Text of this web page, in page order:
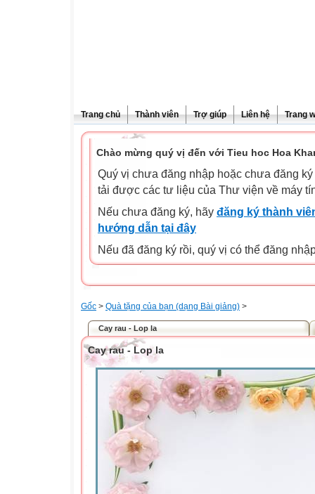
Trang chủ Thành viên Trợ giúp Liên hệ Trang
Chào mừng quý vị đến với Tieu hoc Hoa
Quý vị chưa đăng nhập hoặc chưa đăng
tải được các tư liệu của Thư viện về máy
Nếu chưa đăng ký, hãy đăng ký thành
hướng dẫn tại đây
Nếu đã đăng ký rồi, quý vị có thể đăng
Gốc > Quà tặng của bạn (dạng Bài giảng) >
Cay rau - Lop la
Cay rau - Lop la